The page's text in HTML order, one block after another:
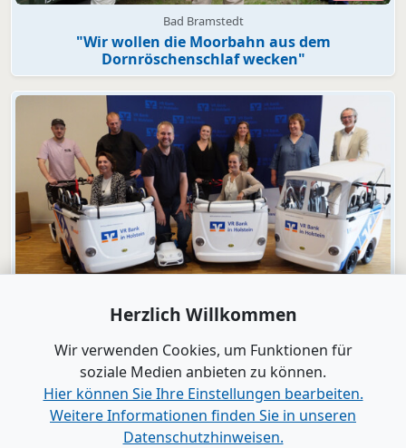
Bad Bramstedt
"Wir wollen die Moorbahn aus dem
Dornröschenschlaf wecken"
Engagement
VR Bank in Holstein macht KiTas mobil!
Alle Videos anzeigen
Herzlich Willkommen
Wir verwenden Cookies, um Funktionen für
soziale Medien anbieten zu können.
Hier können Sie Ihre Einstellungen bearbeiten.
Weitere Informationen finden Sie in unseren
Datenschutzhinweisen.